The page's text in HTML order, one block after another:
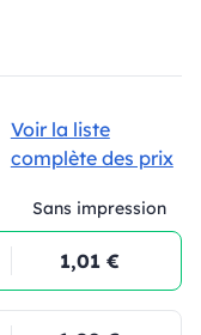
Voir la liste
complète des prix
Sans impression
1,01 €